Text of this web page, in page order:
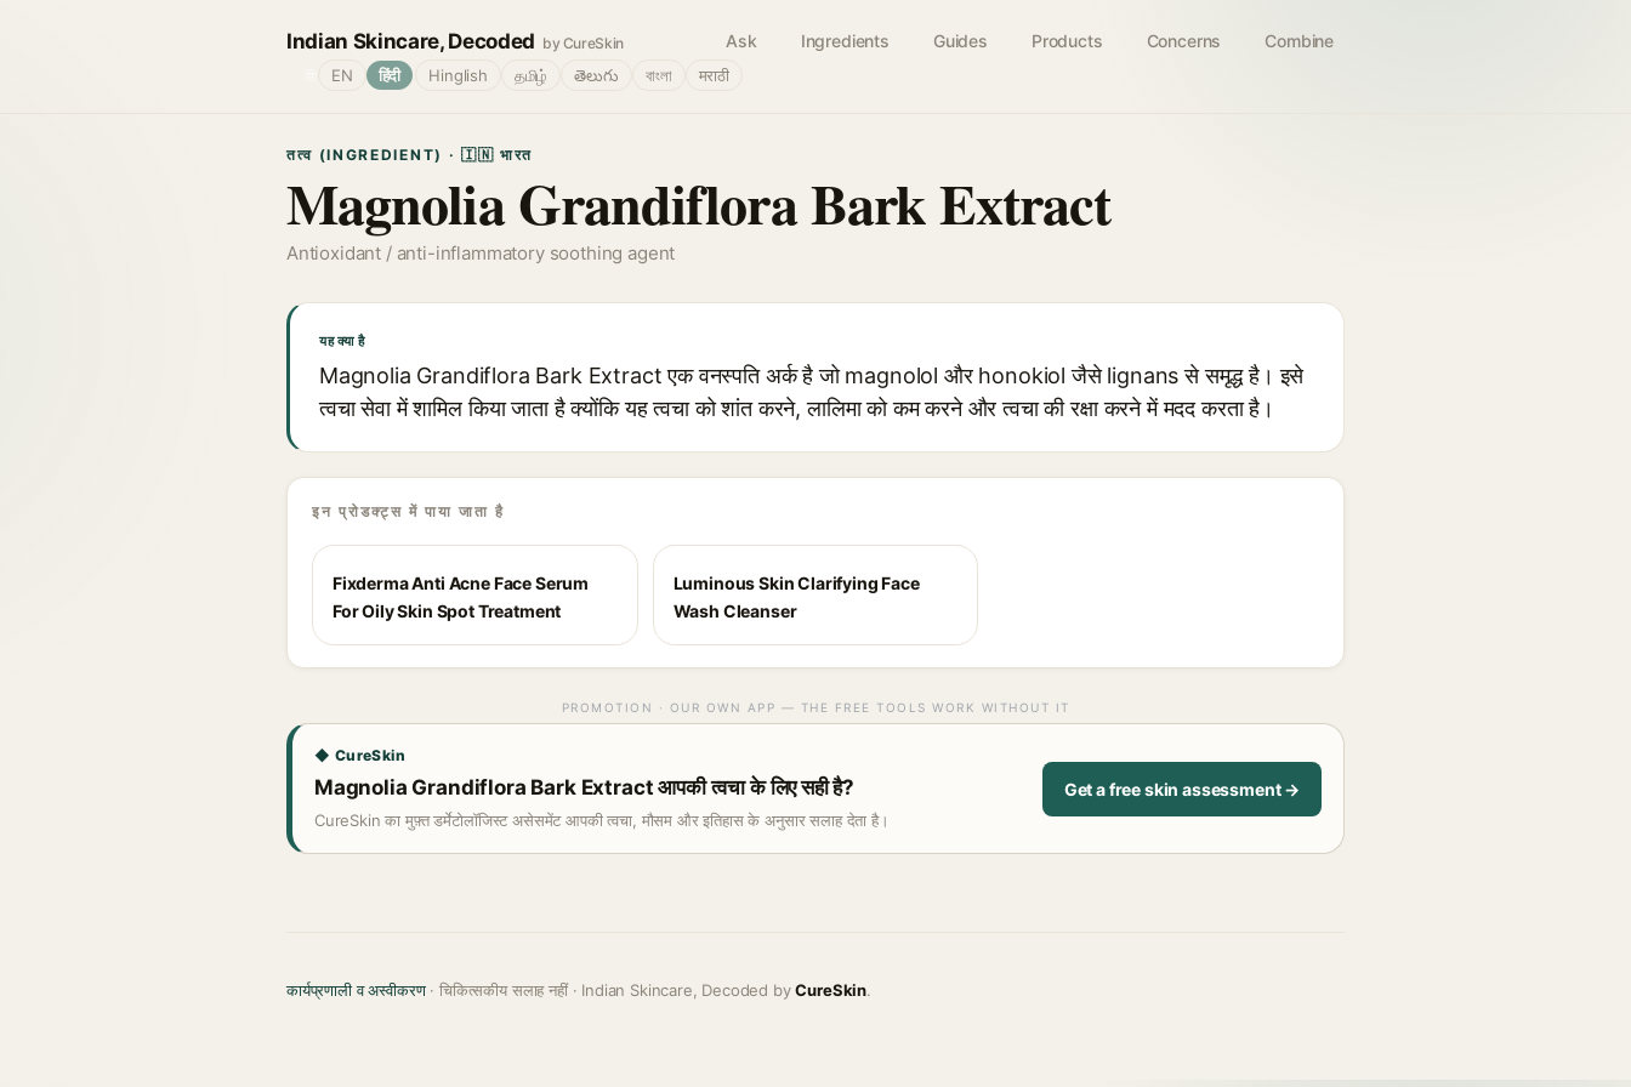
Indian Skincare, Decoded by CureSkin Ask Ingredients Guides Products Concerns Combine
EN हिंदी Hinglish தமிழ் తెలుగు বাংলা मराठी
तत्व (INGREDIENT) · 🇮🇳 भारत
Magnolia Grandiflora Bark Extract
Antioxidant / anti-inflammatory soothing agent
यह क्या है
Magnolia Grandiflora Bark Extract एक वनस्पति अर्क है जो magnolol और honokiol जैसे lignans से समृद्ध है। इसे
त्वचा सेवा में शामिल किया जाता है क्योंकि यह त्वचा को शांत करने, लालिमा को कम करने और त्वचा की रक्षा करने में मदद करता है।
इन प्रोडक्ट्स में पाया जाता है
Fixderma Anti Acne Face Serum
For Oily Skin Spot Treatment
Luminous Skin Clarifying Face
Wash Cleanser
PROMOTION · OUR OWN APP — THE FREE TOOLS WORK WITHOUT IT
◆ CureSkin
Magnolia Grandiflora Bark Extract आपकी त्वचा के लिए सही है?
CureSkin का मुफ़्त डर्मेटोलॉजिस्ट असेसमेंट आपकी त्वचा, मौसम और इतिहास के अनुसार सलाह देता है।
Get a free skin assessment →
कार्यप्रणाली व अस्वीकरण· चिकित्सकीय सलाह नहीं · Indian Skincare, Decoded byCureSkin.